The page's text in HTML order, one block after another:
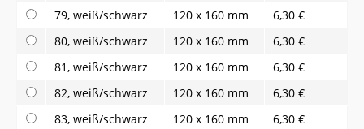
79, weiß/schwarz
120 x 160 mm
6,30 €
80, weiß/schwarz
120 x 160 mm
6,30 €
81, weiß/schwarz
120 x 160 mm
6,30 €
82, weiß/schwarz
120 x 160 mm
6,30 €
83, weiß/schwarz
120 x 160 mm
6,30 €